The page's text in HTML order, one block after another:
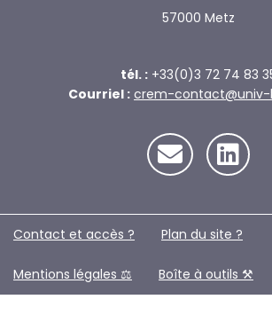
57000 Metz
tél. : +33(0)3 72 74 83
Courriel : crem-contact@univ-
Contact et accès ? Plan du site ?️
Mentions légales ⚖️ Boîte à outils ⚒️